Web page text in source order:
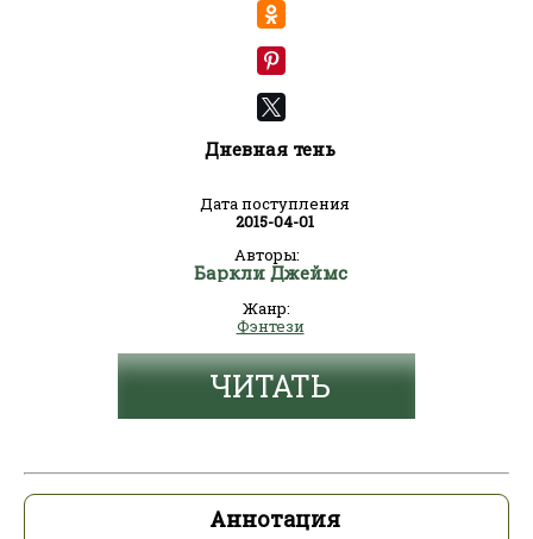
Дневная тень
Дата поступления
2015-04-01
Авторы:
Баркли Джеймс
Жанр:
Фэнтези
ЧИТАТЬ
Аннотация